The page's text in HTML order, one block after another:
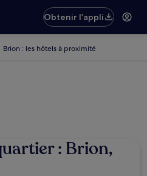
Obtenir l’appli
Brion : les hôtels à proximité
: Brion,